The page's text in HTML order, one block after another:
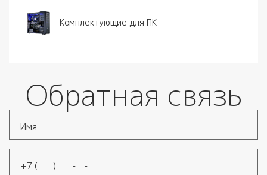
Комплектующие для ПК
Обратная связь